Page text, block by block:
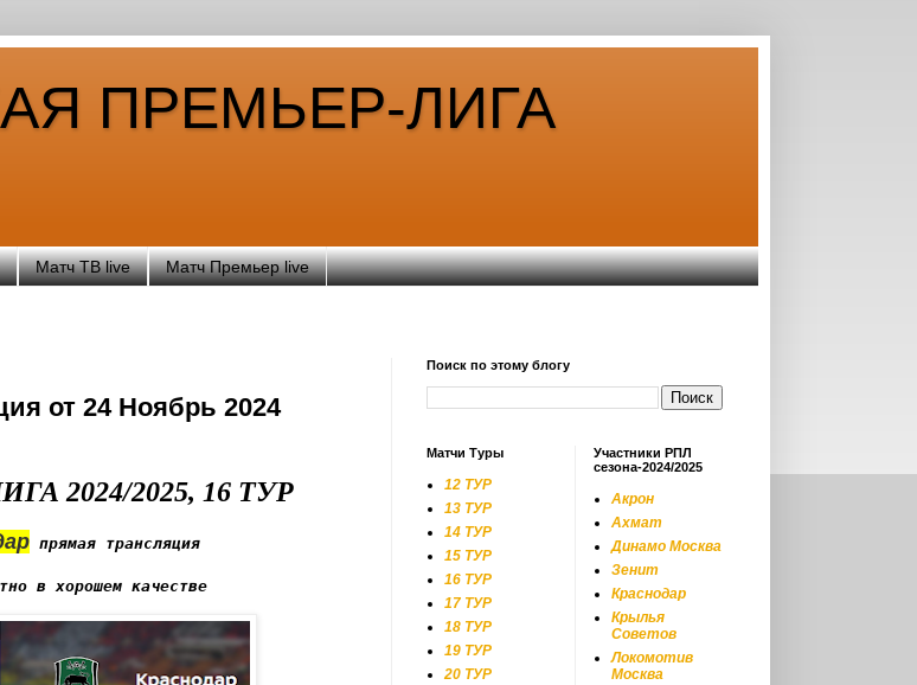
ПРЕМЬЕР-ЛИГА
Матч ТВ live Матч Премьер live
от 24 Ноябрь 2024
ГА 2024/2025, 16 ТУР
прямая трансляция
в хорошем качестве
Поиск по этому блогу
Матчи Туры
12 ТУР
13 ТУР
14 ТУР
15 ТУР
16 ТУР
17 ТУР
18 ТУР
19 ТУР
20 ТУР
Участники РПЛ
сезона-2024/2025
Акрон
Ахмат
Динамо Москва
Зенит
Краснодар
Крылья
Советов
Локомотив
Москва